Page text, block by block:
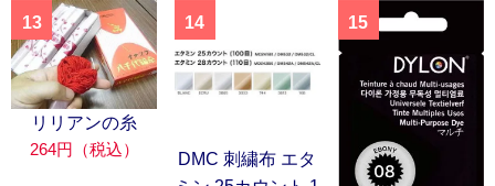
13
リリアンの糸
264円（税込）
14
DMC 刺繍布 エタ
15